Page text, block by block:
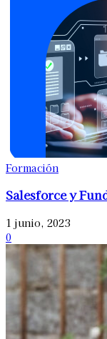
Formación
Salesforce y
1 junio, 2023
0